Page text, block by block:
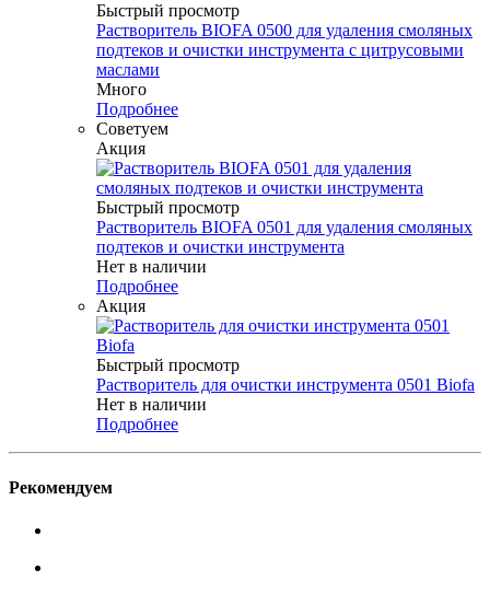
Быстрый просмотр
Растворитель BIOFA 0500 для удаления смоляных
подтеков и очистки инструмента с цитрусовыми
маслами
Много
Подробнее
Советуем
Акция
Быстрый просмотр
Растворитель BIOFA 0501 для удаления смоляных
подтеков и очистки инструмента
Нет в наличии
Подробнее
Акция
Быстрый просмотр
Растворитель для очистки инструмента 0501 Biofa
Нет в наличии
Подробнее
Рекомендуем